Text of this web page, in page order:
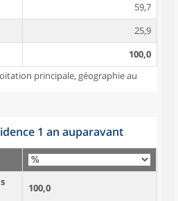
59,7
25,9
100,0
principale, géographie au
1 an auparavant
100,0